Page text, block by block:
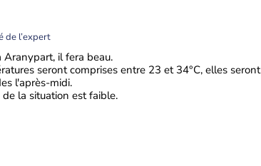
de l’expert
Aranypart, il fera beau.
seront comprises entre 23 et 34°C, elles seront
l'après-midi.
la situation est faible.